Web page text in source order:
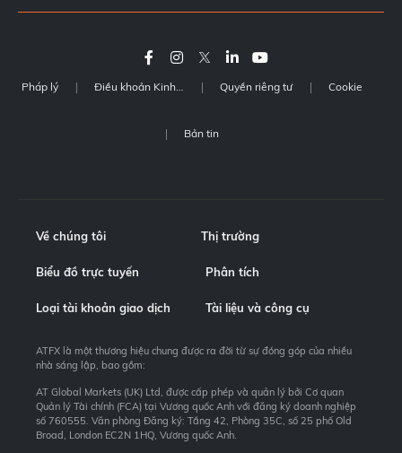
Pháp lý Điều khoản Kinh doanh Quyền riêng tư Cookie
Bản tin
Về chúng tôi Thị trường
Biểu đồ trực tuyến Phân tích
Loại tài khoản giao dịch Tài liệu và công cụ
ATFX là một thương hiệu chung được ra đời từ sự đóng góp của nhiều
nhà sáng lập, bao gồm:
AT Global Markets (UK) Ltd, được cấp phép và quản lý bởi Cơ quan
Quản lý Tài chính (FCA) tại Vương quốc Anh với đăng ký doanh nghiệp
số 760555. Văn phòng Đăng ký: Tầng 42, Phòng 35C, số 25 phố Old
Broad, London EC2N 1HQ, Vương quốc Anh.